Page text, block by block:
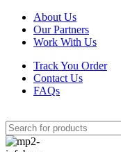
About Us
Our Partners
Work With Us
Track You Order
Contact Us
FAQs